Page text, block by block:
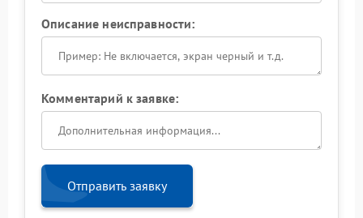
Описание неисправности:
Комментарий к заявке:
Отправить заявку